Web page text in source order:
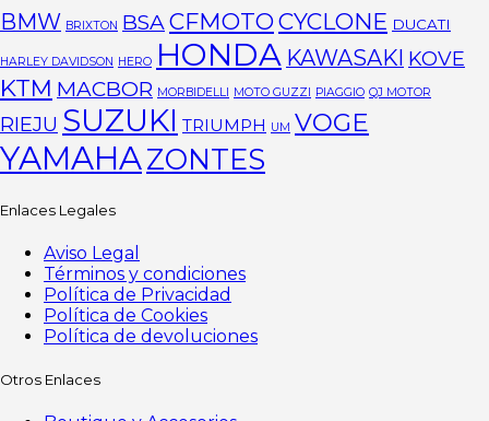
BMW BRIXTON BSACFMOTOCYCLONE DUCATI
HARLEY DAVIDSON HERO HONDA KAWASAKI KOVE
KTM MACBOR MORBIDELLI MOTO GUZZI PIAGGIO QJ MOTOR
RIEJU SUZUKI TRIUMPH UM VOGE
YAMAHAZONTES
Enlaces Legales
Aviso Legal
Términos y condiciones
Política de Privacidad
Política de Cookies
Política de devoluciones
Otros Enlaces